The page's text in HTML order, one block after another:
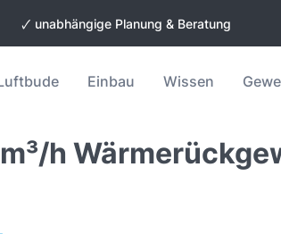
🗸 unabhängige Planung & Beratung
Einbau Wissen
h